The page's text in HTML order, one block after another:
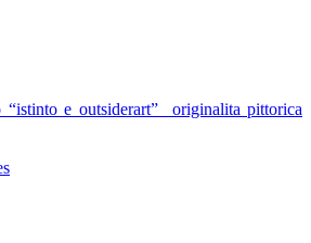
“istinto e outsiderart” originalita pittorica